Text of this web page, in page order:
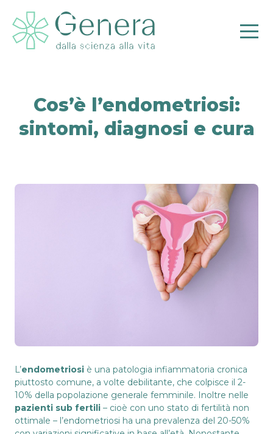
Cos’è l’endometriosi:
sintomi, diagnosi e cura
L’endometriosi è una patologia infiammatoria cronica
piuttosto comune, a volte debilitante, che colpisce il 2-
10% della popolazione generale femminile. Inoltre nelle
pazienti sub fertili – cioè con uno stato di fertilità non
ottimale – l’endometriosi ha una prevalenza del 20-50%